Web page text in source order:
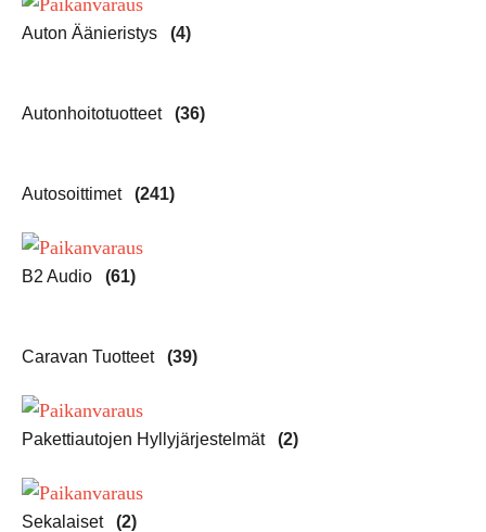
Auton Äänieristys (4)
Autonhoitotuotteet (36)
Autosoittimet (241)
B2 Audio (61)
Caravan Tuotteet (39)
Pakettiautojen Hyllyjärjestelmät (2)
Sekalaiset (2)